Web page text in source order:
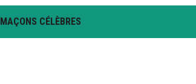
MAÇONS CÉLÈBRES